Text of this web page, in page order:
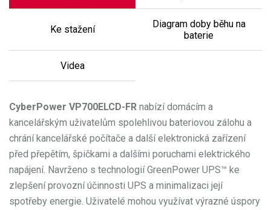
Ke stažení
Diagram doby běhu na
baterie
Videa
CyberPower VP700ELCD-FR nabízí domácím a
kancelářským uživatelům spolehlivou bateriovou zálohu a
chrání kancelářské počítače a další elektronická zařízení
před přepětím, špičkami a dalšími poruchami elektrického
napájení. Navrženo s technologií GreenPower UPS™ ke
zlepšení provozní účinnosti UPS a minimalizaci její
spotřeby energie. Uživatelé mohou využívat výrazné úspory